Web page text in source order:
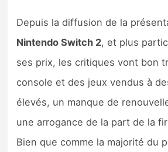
Depuis la diffusion de la
Nintendo Switch 2, et plus
ses prix, les critiques vont bon
console et des jeux vendus à
élevés, un manque de
une arrogance de la part de la
Bien que comme la majorité du